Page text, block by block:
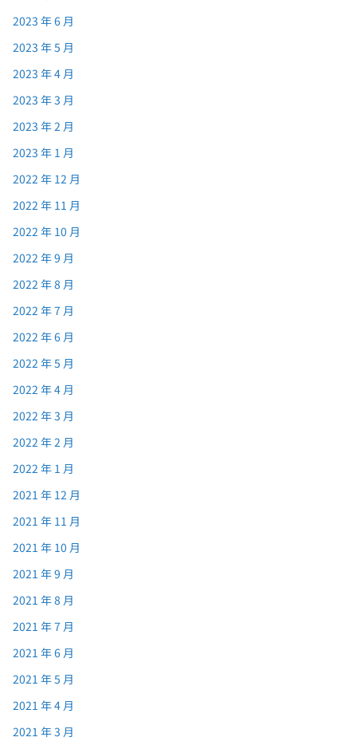
2023 年 6 月
2023 年 5 月
2023 年 4 月
2023 年 3 月
2023 年 2 月
2023 年 1 月
2022 年 12 月
2022 年 11 月
2022 年 10 月
2022 年 9 月
2022 年 8 月
2022 年 7 月
2022 年 6 月
2022 年 5 月
2022 年 4 月
2022 年 3 月
2022 年 2 月
2022 年 1 月
2021 年 12 月
2021 年 11 月
2021 年 10 月
2021 年 9 月
2021 年 8 月
2021 年 7 月
2021 年 6 月
2021 年 5 月
2021 年 4 月
2021 年 3 月